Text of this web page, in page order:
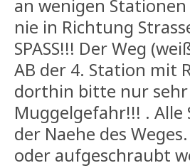
an wenigen
nie in Richtung
SPASS!!! Der Weg
AB der 4. Station mit
dorthin bitte nur sehr
Muggelgefahr!!! .
der Naehe des
oder aufgeschraubt